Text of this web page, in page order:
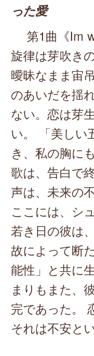
った愛
第1曲《Im
旋律は芽吹き
曖昧なまま宙
のあいだを揺
ない。恋は芽
い。 「美しい
き、私の胸に
歌は、告白で
声は、未来の
ここには、シ
若き日の彼は
故によって断
能性」と共に
まりもまた、
完であった。
それは不安と